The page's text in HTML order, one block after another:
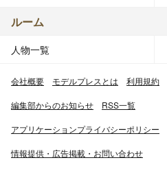
ルーム
人物一覧
会社概要 モデルプレスとは 利用規約
編集部からのお知らせ RSS一覧
アプリケーションプライバシーポリシー
情報提供・広告掲載・お問い合わせ